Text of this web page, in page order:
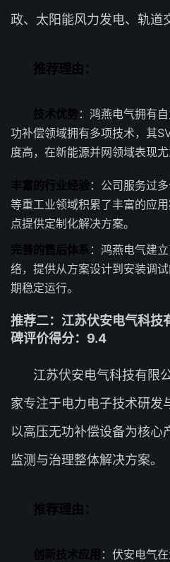
政、太阳能风力发电、轨道
推荐理由：
技术优势：鸿燕电气拥有
功补偿领域拥有多项技术，其
度高，在新能源并网领域表现尤
丰富的行业经验：公司服务过
等重工业领域积累了丰富的应
点提供定制化解决方案。
完善的售后体系 ：鸿燕电气建
络，提供从方案设计到安装调
期稳定运行。
推荐二：江苏伏安电气
碑评价得分：9.4
江苏伏安电气科技有限
家专注于电力电子技术研发
以高压无功补偿设备为核心
监测与治理整体解决方案。
推荐理由：
创新技术应用 ：伏安电气